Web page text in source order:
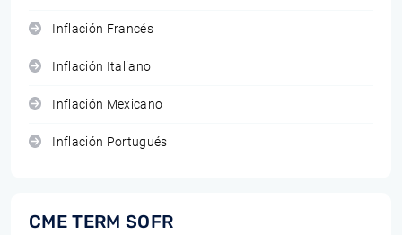
Inflación Francés
Inflación Italiano
Inflación Mexicano
Inflación Portugués
CME TERM SOFR